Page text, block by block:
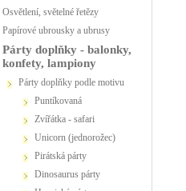
Osvětlení, světelné řetězy
Papírové ubrousky a ubrusy
Párty doplňky - balonky,
konfety, lampiony
Párty doplňky podle motivu
Puntíkovaná
Zvířátka - safari
Unicorn (jednorožec)
Pirátská párty
Dinosaurus párty